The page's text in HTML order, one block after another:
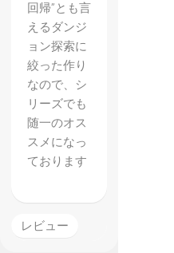
回帰”とも言
えるダンジ
ョン探索に
絞った作り
なので、シ
リーズでも
随一のオス
スメになっ
ております
レビュー
【世界
樹の迷
宮V】
体験版